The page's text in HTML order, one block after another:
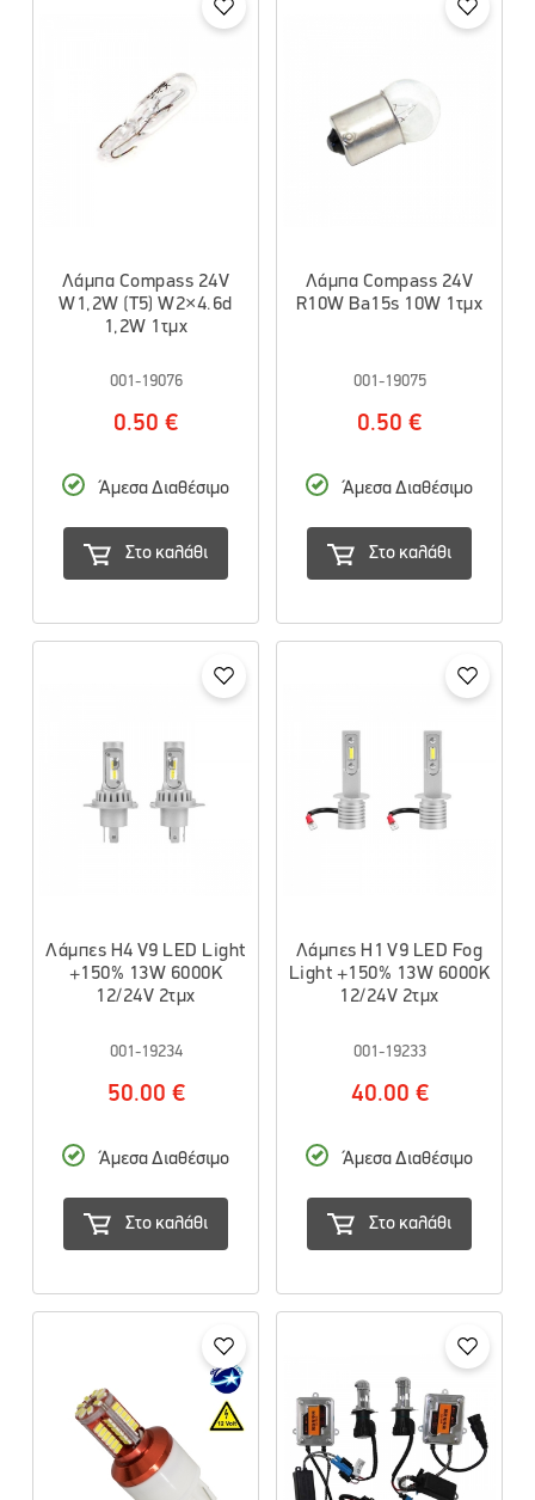
Λάμπα Compass 24V
W1,2W (T5) W2×4.6d
1,2W 1τμχ
001-19076
0.50 €
Άμεσα Διαθέσιμο
Στο καλάθι
Λάμπα Compass 24V
R10W Ba15s 10W 1τμχ
001-19075
0.50 €
Άμεσα Διαθέσιμο
Στο καλάθι
Λάμπες Η4 V9 LED Light
+150% 13W 6000K
12/24V 2τμχ
001-19234
50.00 €
Άμεσα Διαθέσιμο
Στο καλάθι
Λάμπες Η1 V9 LED Fog
Light +150% 13W 6000K
12/24V 2τμχ
001-19233
40.00 €
Άμεσα Διαθέσιμο
Στο καλάθι